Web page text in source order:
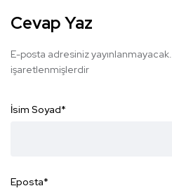
Cevap Yaz
E-posta adresiniz yayınlanmayacak.
işaretlenmişlerdir
İsim Soyad*
Eposta*